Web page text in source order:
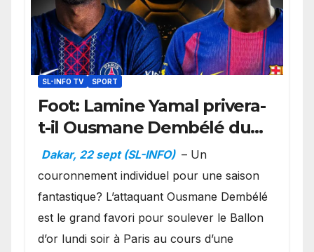
SL-INFO TV SPORT
Foot: Lamine Yamal privera-
t-il Ousmane Dembélé du
Ballon d’or ?
Dakar, 22 sept (SL-INFO) – Un
couronnement individuel pour une saison
fantastique? L’attaquant Ousmane Dembélé
est le grand favori pour soulever le Ballon
d’or lundi soir à Paris au cours d’une